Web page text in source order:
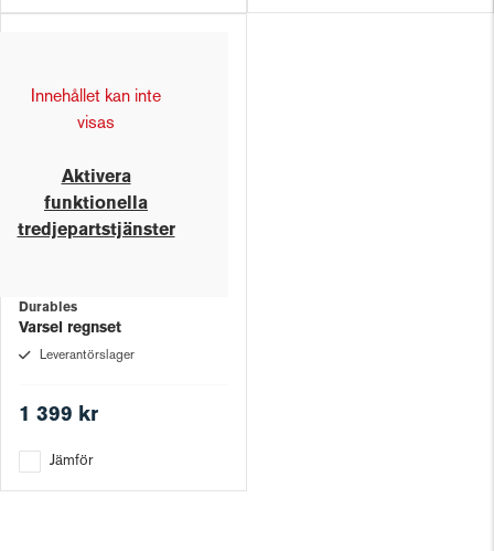
Innehållet kan inte
visas
Aktivera
funktionella
tredjepartstjänster
Durables
Varsel regnset
Leverantörslager
1 399 kr
Jämför